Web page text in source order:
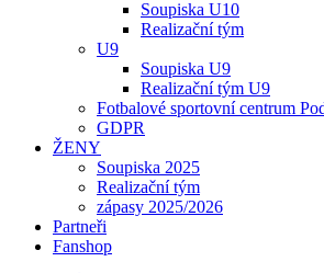
Soupiska U10
Realizační tým
U9
Soupiska U9
Realizační tým U9
Fotbalové sportovní centrum
GDPR
ŽENY
Soupiska 2025
Realizační tým
zápasy 2025/2026
Partneři
Fanshop